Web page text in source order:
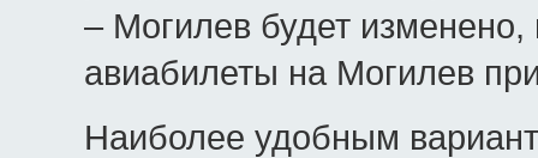
– Могилев будет изменено,
авиабилеты на Могилев
Наиболее удобным